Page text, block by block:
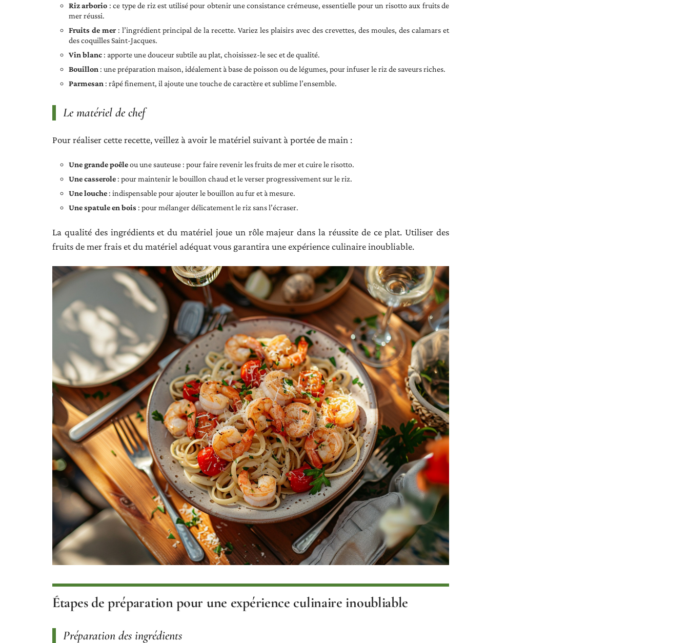
Riz arborio : ce type de riz est utilisé pour obtenir une consistance crémeuse, essentielle pour un risotto aux fruits de
mer réussi.
Fruits de mer : l’ingrédient principal de la recette. Variez les plaisirs avec des crevettes, des moules, des calamars et
des coquilles Saint-Jacques.
Vin blanc : apporte une douceur subtile au plat, choisissez-le sec et de qualité.
Bouillon : une préparation maison, idéalement à base de poisson ou de légumes, pour infuser le riz de saveurs riches.
Parmesan : râpé finement, il ajoute une touche de caractère et sublime l’ensemble.
Le matériel de chef
Pour réaliser cette recette, veillez à avoir le matériel suivant à portée de main :
Une grande poêleou une sauteuse : pour faire revenir les fruits de mer et cuire le risotto.
Une casserole : pour maintenir le bouillon chaud et le verser progressivement sur le riz.
Une louche : indispensable pour ajouter le bouillon au fur et à mesure.
Une spatule en bois : pour mélanger délicatement le riz sans l’écraser.
La qualité des ingrédients et du matériel joue un rôle majeur dans la réussite de ce plat. Utiliser des
fruits de mer frais et du matériel adéquat vous garantira une expérience culinaire inoubliable.
Étapes de préparation pour une expérience culinaire inoubliable
Préparation des ingrédients